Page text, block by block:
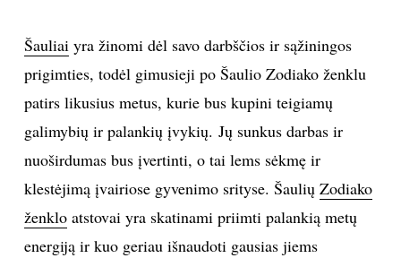
NAMAI
VIRTUVĖ
VAIKAI
Šauliaiyra žinomi dėl savo darbščios ir sąžiningos
prigimties, todėl gimusieji po Šaulio Zodiako ženklu
patirs likusius metus, kurie bus kupini teigiamų
galimybių ir palankių įvykių. Jų sunkus darbas ir
nuoširdumas bus įvertinti, o tai lems sėkmę ir
klestėjimą įvairiose gyvenimo srityse. Šaulių Zodiako
ženkloatstovai yra skatinami priimti palankią metų
energiją ir kuo geriau išnaudoti gausias jiems